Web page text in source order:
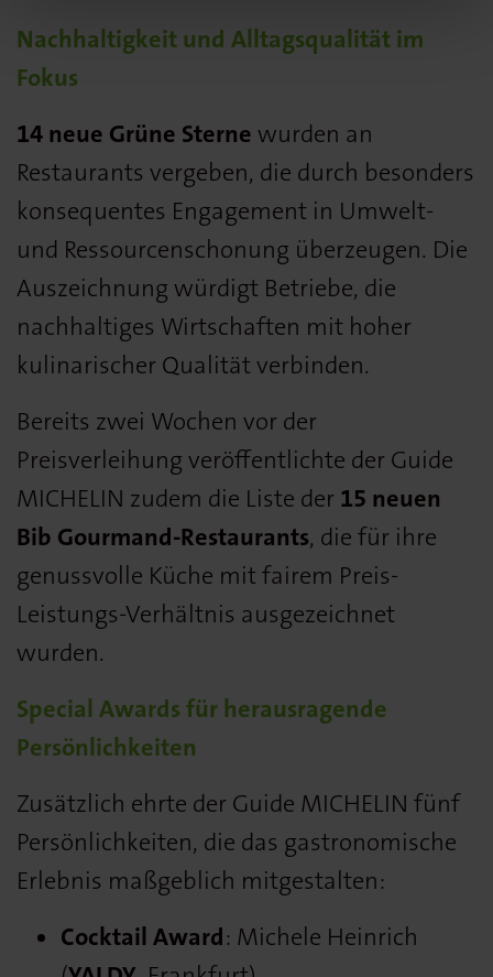
Nachhaltigkeit und Alltagsqualität im
Fokus
14 neue Grüne Sterne wurden an
Restaurants vergeben, die durch besonders
konsequentes Engagement in Umwelt-
und Ressourcenschonung überzeugen. Die
Auszeichnung würdigt Betriebe, die
nachhaltiges Wirtschaften mit hoher
kulinarischer Qualität verbinden.
Bereits zwei Wochen vor der
Preisverleihung veröffentlichte der Guide
MICHELIN zudem die Liste der 15 neuen
Bib Gourmand-Restaurants, die für ihre
genussvolle Küche mit fairem Preis-
Leistungs-Verhältnis ausgezeichnet
wurden.
Special Awards für herausragende
Persönlichkeiten
Zusätzlich ehrte der Guide MICHELIN fünf
Persönlichkeiten, die das gastronomische
Erlebnis maßgeblich mitgestalten:
Cocktail Award: Michele Heinrich